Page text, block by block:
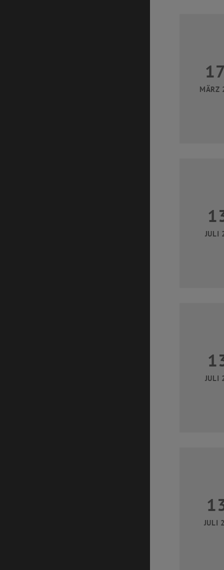
17
MÄRZ
JULI
JULI
JULI